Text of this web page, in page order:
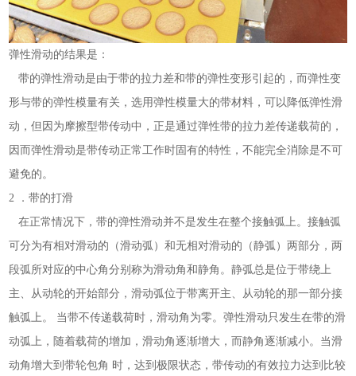
弹性滑动的结果是：
带的弹性滑动是由于带的拉力差和带的弹性变形引起的，而弹性变
形与带的弹性模量有关，选用弹性模量大的带材料，可以降低弹性滑
动，但因为摩擦型带传动中，正是通过弹性带的拉力差传递载荷的，
因而弹性滑动是带传动正常工作时固有的特性，不能完全消除是不可
避免的。
2 ．带的打滑
在正常情况下，带的弹性滑动并不是发生在整个接触弧上。接触弧
可分为有相对滑动的（滑动弧）和无相对滑动的（静弧）两部分，两
段弧所对应的中心角分别称为滑动角和静角。静弧总是位于带绕上
主、从动轮的开始部分，滑动弧位于带离开主、从动轮的那一部分接
触弧上。 当带不传递载荷时，滑动角为零。弹性滑动只发生在带的滑
动弧上，随着载荷的增加，滑动角逐渐增大，而静角逐渐减小。当滑
动角增大到带轮包角 时，达到极限状态，带传动的有效拉力达到比较